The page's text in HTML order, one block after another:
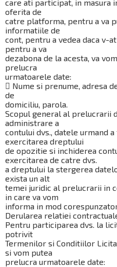
care ati participat, in masura
oferita de
catre platforma, pentru a va
informatiile de
cont, pentru a vedea daca v-
pentru a va
dezabona de la acesta, va
prelucra
urmatoarele date:
 Nume si prenume, adresa
de
domiciliu, parola.
Scopul general al prelucrarii
administrare a
contului dvs., datele urmand
exercitarea dreptului
de opozitie si inchiderea
exercitarea de catre dvs.
a dreptului la stergerea
exista un alt
temei juridic al prelucrarii in
in care va vom
informa in mod
Derularea relatiei
Pentru participarea dvs. la
potrivit
Termenilor si Conditiilor
si vom putea
prelucra urmatoarele date: